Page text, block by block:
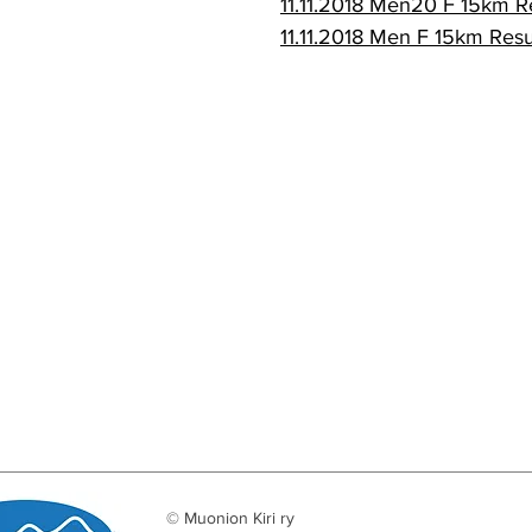
11.11.2018 Men20 F 15km
11.11.2018 Men F 15km
© Muonion Kiri ry